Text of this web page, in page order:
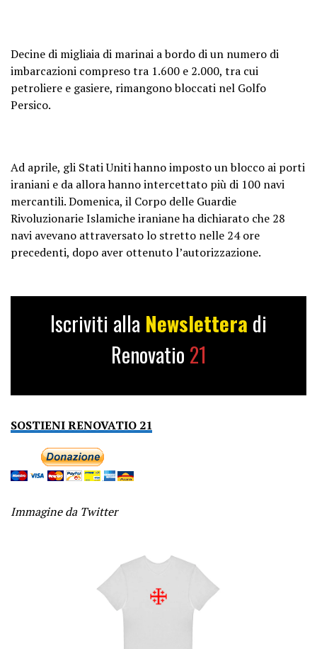
Decine di migliaia di marinai a bordo di un numero di
imbarcazioni compreso tra 1.600 e 2.000, tra cui
petroliere e gasiere, rimangono bloccati nel Golfo
Persico.
Ad aprile, gli Stati Uniti hanno imposto un blocco ai porti
iraniani e da allora hanno intercettato più di 100 navi
mercantili. Domenica, il Corpo delle Guardie
Rivoluzionarie Islamiche iraniane ha dichiarato che 28
navi avevano attraversato lo stretto nelle 24 ore
precedenti, dopo aver ottenuto l’autorizzazione.
Iscriviti alla Newslettera di
Renovatio 21
SOSTIENI RENOVATIO 21
Immagine da Twitter